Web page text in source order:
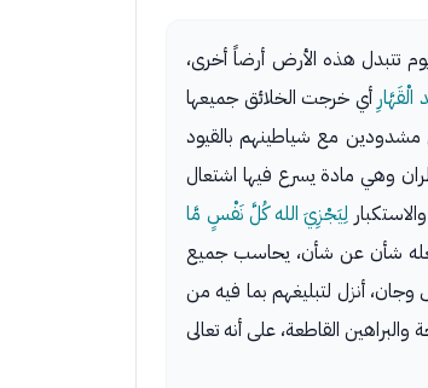
تتبدل هذه الأرض أرضاً أخرى،
الْقَهَّارِ أي خرجت الخلائق جميعها
مشدودين مع شياطينهم بالقيود
وهي مادة يسرع فيها اشتعال
لِيَجْزِيَ الله كُلَّ نَفْسٍ مَّا
شأن عن شأن، يحاسب جميع
أنزل لتبليغهم بما فيه من
القاطعة، على أنه تعالى